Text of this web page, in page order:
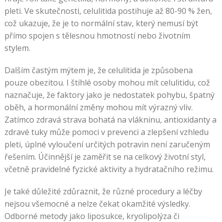
pleti. Ve skutečnosti, celulitida postihuje až 80-90 % žen,
což ukazuje, že je to normální stav, který nemusí být
přímo spojen s tělesnou hmotností nebo životním
stylem.
Dalším častým mýtem je, že celulitida je způsobena
pouze obezitou. I štíhlé osoby mohou mít celulitidu, což
naznačuje, že faktory jako je nedostatek pohybu, špatný
oběh, a hormonální změny mohou mít výrazný vliv.
Zatímco zdravá strava bohatá na vlákninu, antioxidanty a
zdravé tuky může pomoci v prevenci a zlepšení vzhledu
pleti, úplné vyloučení určitých potravin není zaručeným
řešením. Účinnější je zaměřit se na celkový životní styl,
včetně pravidelné fyzické aktivity a hydratačního režimu.
Je také důležité zdůraznit, že různé procedury a léčby
nejsou všemocné a nelze čekat okamžité výsledky.
Odborné metody jako liposukce, kryolipolýza či